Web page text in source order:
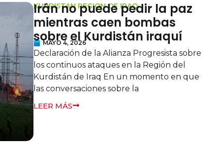
KURDISTAN REGION OF IRAQ
Irán no puede pedir la paz
mientras caen bombas
sobre el Kurdistán iraquí
MAYO 4, 2026
Declaración de la Alianza Progresista sobre
los continuos ataques en la Región del
Kurdistán de Iraq En un momento en que
las conversaciones sobre la
LEER MÁS